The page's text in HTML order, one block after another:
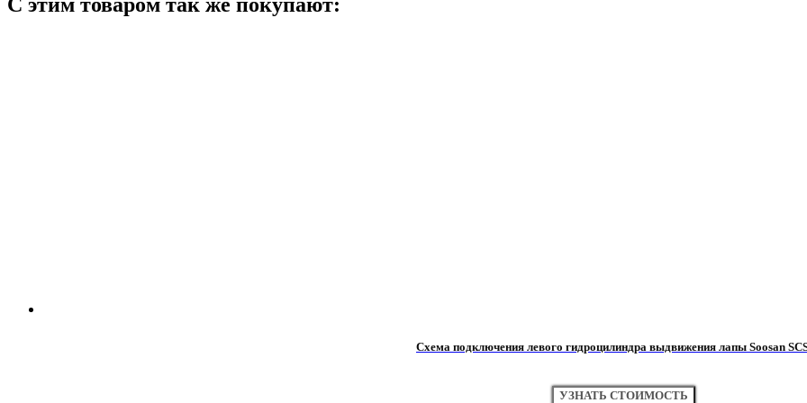
Схема подключения левого гидроцилиндра выдвижения лапы Soosan
УЗНАТЬ СТОИМОСТЬ